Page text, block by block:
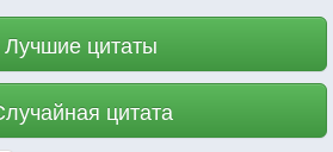
Лучшие цитаты
цитата